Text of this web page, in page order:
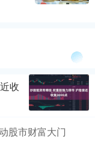
收
股市财富大门